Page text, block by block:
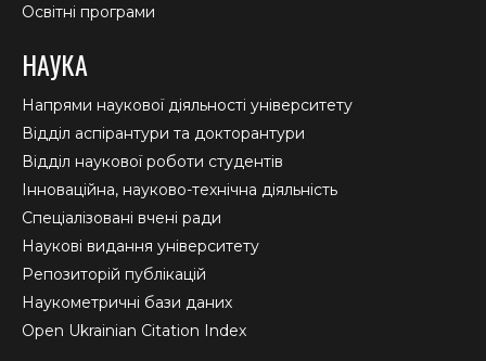
Освітні програми
НАУКА
Напрями наукової діяльності університету
Відділ аспірантури та докторантури
Відділ наукової роботи студентів
Інноваційна, науково-технічна діяльність
Спеціалізовані вчені ради
Наукові видання університету
Репозиторій публікацій
Наукометричні бази даних
Open Ukrainian Citation Index